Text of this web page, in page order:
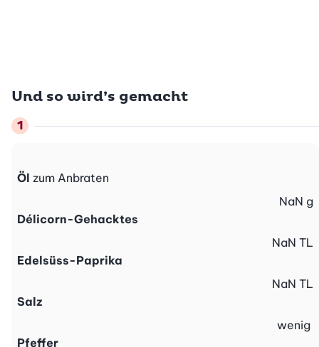
Und so wird’s gemacht
Öl zum Anbraten
Délicorn-Gehacktes
NaN g
Edelsüss-Paprika
NaN TL
Salz
NaN TL
Pfeffer
wenig